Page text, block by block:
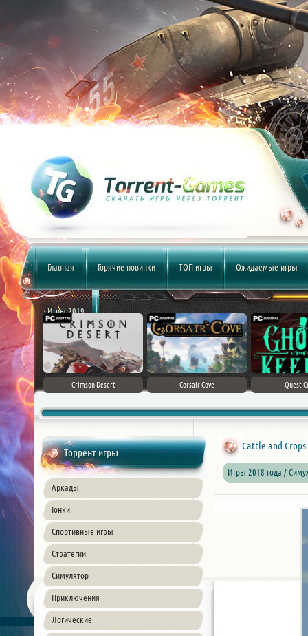
Главная Горячие новинки ТОП игры Ожидаемые игры
Игры 2019
5 Crimson Desert Corsair Cove Quest
Торрент игры
Аркады
Гонки
Спортивные игры
Стратегии
Симулятор
Приключения
Логические
Cattle and Crops
Игры 2018 года /